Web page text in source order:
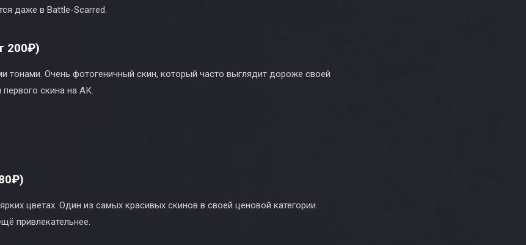
даже в Battle-Scarred.
200₽)
тонами. Очень фотогеничный скин, который часто выглядит дороже своей
скина на АК.
цветах. Один из самых красивых скинов в своей ценовой категории.
привлекательнее.